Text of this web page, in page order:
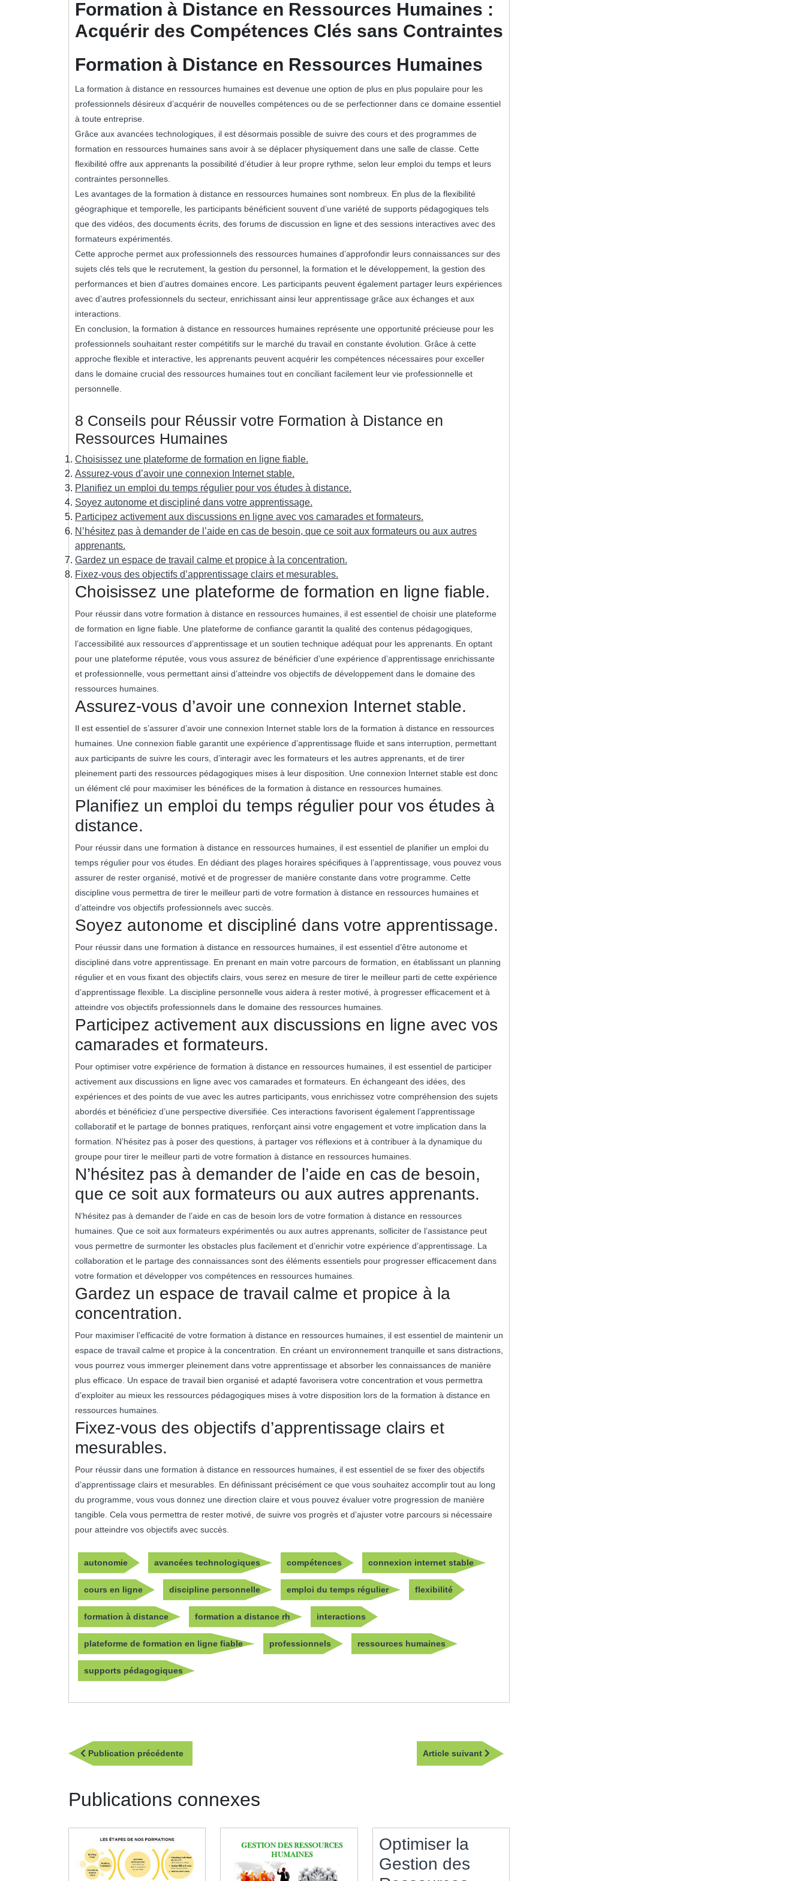
Formation à Distance en Ressources Humaines :
Acquérir des Compétences Clés sans Contraintes
Formation à Distance en Ressources Humaines
La formation à distance en ressources humaines est devenue une option de plus en plus populaire pour les
professionnels désireux d’acquérir de nouvelles compétences ou de se perfectionner dans ce domaine essentiel
à toute entreprise.
Grâce aux avancées technologiques, il est désormais possible de suivre des cours et des programmes de
formation en ressources humaines sans avoir à se déplacer physiquement dans une salle de classe. Cette
flexibilité offre aux apprenants la possibilité d’étudier à leur propre rythme, selon leur emploi du temps et leurs
contraintes personnelles.
Les avantages de la formation à distance en ressources humaines sont nombreux. En plus de la flexibilité
géographique et temporelle, les participants bénéficient souvent d’une variété de supports pédagogiques tels
que des vidéos, des documents écrits, des forums de discussion en ligne et des sessions interactives avec des
formateurs expérimentés.
Cette approche permet aux professionnels des ressources humaines d’approfondir leurs connaissances sur des
sujets clés tels que le recrutement, la gestion du personnel, la formation et le développement, la gestion des
performances et bien d’autres domaines encore. Les participants peuvent également partager leurs expériences
avec d’autres professionnels du secteur, enrichissant ainsi leur apprentissage grâce aux échanges et aux
interactions.
En conclusion, la formation à distance en ressources humaines représente une opportunité précieuse pour les
professionnels souhaitant rester compétitifs sur le marché du travail en constante évolution. Grâce à cette
approche flexible et interactive, les apprenants peuvent acquérir les compétences nécessaires pour exceller
dans le domaine crucial des ressources humaines tout en conciliant facilement leur vie professionnelle et
personnelle.
8 Conseils pour Réussir votre Formation à Distance en
Ressources Humaines
Choisissez une plateforme de formation en ligne fiable.
Assurez-vous d’avoir une connexion Internet stable.
Planifiez un emploi du temps régulier pour vos études à distance.
Soyez autonome et discipliné dans votre apprentissage.
Participez activement aux discussions en ligne avec vos camarades et formateurs.
N’hésitez pas à demander de l’aide en cas de besoin, que ce soit aux formateurs ou aux autres
apprenants.
Gardez un espace de travail calme et propice à la concentration.
Fixez-vous des objectifs d’apprentissage clairs et mesurables.
Choisissez une plateforme de formation en ligne fiable.
Pour réussir dans votre formation à distance en ressources humaines, il est essentiel de choisir une plateforme
de formation en ligne fiable. Une plateforme de confiance garantit la qualité des contenus pédagogiques,
l’accessibilité aux ressources d’apprentissage et un soutien technique adéquat pour les apprenants. En optant
pour une plateforme réputée, vous vous assurez de bénéficier d’une expérience d’apprentissage enrichissante
et professionnelle, vous permettant ainsi d’atteindre vos objectifs de développement dans le domaine des
ressources humaines.
Assurez-vous d’avoir une connexion Internet stable.
Il est essentiel de s’assurer d’avoir une connexion Internet stable lors de la formation à distance en ressources
humaines. Une connexion fiable garantit une expérience d’apprentissage fluide et sans interruption, permettant
aux participants de suivre les cours, d’interagir avec les formateurs et les autres apprenants, et de tirer
pleinement parti des ressources pédagogiques mises à leur disposition. Une connexion Internet stable est donc
un élément clé pour maximiser les bénéfices de la formation à distance en ressources humaines.
Planifiez un emploi du temps régulier pour vos études à
distance.
Pour réussir dans une formation à distance en ressources humaines, il est essentiel de planifier un emploi du
temps régulier pour vos études. En dédiant des plages horaires spécifiques à l’apprentissage, vous pouvez vous
assurer de rester organisé, motivé et de progresser de manière constante dans votre programme. Cette
discipline vous permettra de tirer le meilleur parti de votre formation à distance en ressources humaines et
d’atteindre vos objectifs professionnels avec succès.
Soyez autonome et discipliné dans votre apprentissage.
Pour réussir dans une formation à distance en ressources humaines, il est essentiel d’être autonome et
discipliné dans votre apprentissage. En prenant en main votre parcours de formation, en établissant un planning
régulier et en vous fixant des objectifs clairs, vous serez en mesure de tirer le meilleur parti de cette expérience
d’apprentissage flexible. La discipline personnelle vous aidera à rester motivé, à progresser efficacement et à
atteindre vos objectifs professionnels dans le domaine des ressources humaines.
Participez activement aux discussions en ligne avec vos
camarades et formateurs.
Pour optimiser votre expérience de formation à distance en ressources humaines, il est essentiel de participer
activement aux discussions en ligne avec vos camarades et formateurs. En échangeant des idées, des
expériences et des points de vue avec les autres participants, vous enrichissez votre compréhension des sujets
abordés et bénéficiez d’une perspective diversifiée. Ces interactions favorisent également l’apprentissage
collaboratif et le partage de bonnes pratiques, renforçant ainsi votre engagement et votre implication dans la
formation. N’hésitez pas à poser des questions, à partager vos réflexions et à contribuer à la dynamique du
groupe pour tirer le meilleur parti de votre formation à distance en ressources humaines.
N’hésitez pas à demander de l’aide en cas de besoin,
que ce soit aux formateurs ou aux autres apprenants.
N’hésitez pas à demander de l’aide en cas de besoin lors de votre formation à distance en ressources
humaines. Que ce soit aux formateurs expérimentés ou aux autres apprenants, solliciter de l’assistance peut
vous permettre de surmonter les obstacles plus facilement et d’enrichir votre expérience d’apprentissage. La
collaboration et le partage des connaissances sont des éléments essentiels pour progresser efficacement dans
votre formation et développer vos compétences en ressources humaines.
Gardez un espace de travail calme et propice à la
concentration.
Pour maximiser l’efficacité de votre formation à distance en ressources humaines, il est essentiel de maintenir un
espace de travail calme et propice à la concentration. En créant un environnement tranquille et sans distractions,
vous pourrez vous immerger pleinement dans votre apprentissage et absorber les connaissances de manière
plus efficace. Un espace de travail bien organisé et adapté favorisera votre concentration et vous permettra
d’exploiter au mieux les ressources pédagogiques mises à votre disposition lors de la formation à distance en
ressources humaines.
Fixez-vous des objectifs d’apprentissage clairs et
mesurables.
Pour réussir dans une formation à distance en ressources humaines, il est essentiel de se fixer des objectifs
d’apprentissage clairs et mesurables. En définissant précisément ce que vous souhaitez accomplir tout au long
du programme, vous vous donnez une direction claire et vous pouvez évaluer votre progression de manière
tangible. Cela vous permettra de rester motivé, de suivre vos progrès et d’ajuster votre parcours si nécessaire
pour atteindre vos objectifs avec succès.
autonomie avancées technologiques compétences connexion internet stable
cours en ligne discipline personnelle emploi du temps régulier flexibilité
formation à distance formation a distance rh interactions
plateforme de formation en ligne fiable professionnels ressources humaines
supports pédagogiques
Navigation
de
l’article
Publication précédentePublication
précédente
Article suivant
Article
Publications connexes
Optimiser la
Gestion des